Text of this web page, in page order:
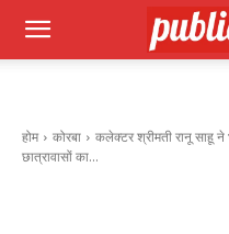
होम कोरबा
कलेक्टर श्रीमती रानू साहू
छात्रावासों का...